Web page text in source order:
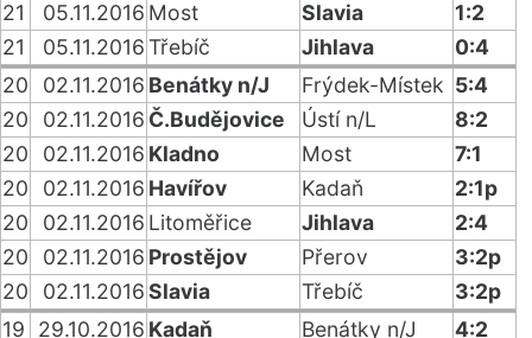
21
05.11.2016 Most Slavia
1:2
21
05.11.2016Třebíč Jihlava
0:4
20
02.11.2016 Benátky n/J Frýdek-Místek 5:4
20
02.11.2016 Č.Budějovice Ústí n/L
8:2
20
02.11.2016 Kladno Most
7:1
20
02.11.2016 Havířov Kadaň
2:1p
20
02.11.2016 Litoměřice Jihlava
2:4
20
02.11.2016 Prostějov Přerov
3:2p
20
02.11.2016Slavia Třebíč
3:2p
19
29.10.2016 Kadaň Benátky n/J
4:2